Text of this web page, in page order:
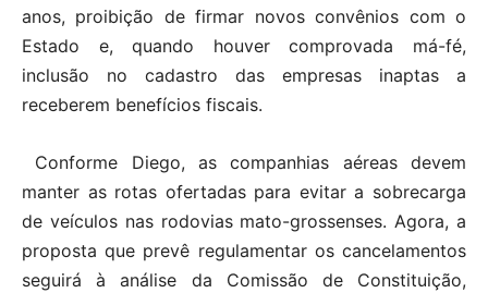
anos, proibição de firmar novos convênios com o
Estado e, quando houver comprovada má-fé,
inclusão no cadastro das empresas inaptas a
receberem benefícios fiscais.
Conforme Diego, as companhias aéreas devem
manter as rotas ofertadas para evitar a sobrecarga
de veículos nas rodovias mato-grossenses. Agora, a
proposta que prevê regulamentar os cancelamentos
seguirá à análise da Comissão de Constituição,